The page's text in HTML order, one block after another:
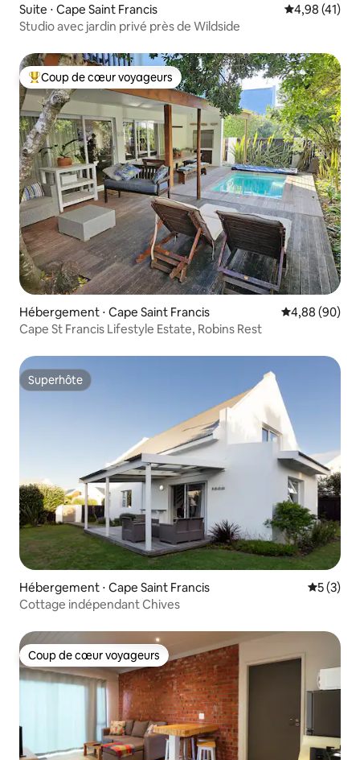
Suite ⋅ Cape Saint Francis Évaluation
4,98 (41)
Studio avec jardin privé près de Wildside
Coups de cœur voyageurs les plus appréciés
Coup de cœur voyageurs
Hébergement ⋅ Cape Saint Francis Évaluation
4,88 (90)
Cape St Francis Lifestyle Estate, Robins Rest
Superhôte
Superhôte
Hébergement ⋅ Cape Saint Francis
5 (3)
Cottage indépendant Chives
Coup de cœur voyageurs
Coup de cœur voyageurs